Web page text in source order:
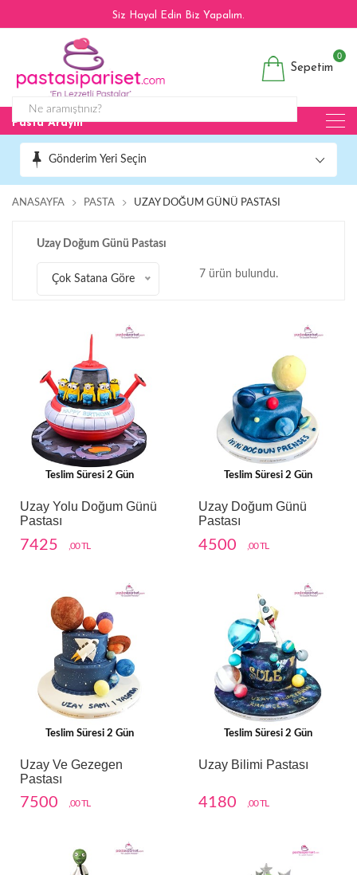
Siz Hayal Edin Biz Yapalım.
Sepetim
0
Pasta Arayın
Gönderim Yeri Seçin
ANASAYFA PASTA UZAY DOĞUM GÜNÜ PASTASI
Uzay Doğum Günü Pastası
Çok Satana Göre 7 ürün bulundu.
Teslim Süresi 2 Gün
Uzay Yolu Doğum Günü
Pastası
7425 ,00 TL
Teslim Süresi 2 Gün
Uzay Doğum Günü
Pastası
4500 ,00 TL
Teslim Süresi 2 Gün
Uzay Ve Gezegen
Pastası
7500 ,00 TL
Teslim Süresi 2 Gün
Uzay Bilimi Pastası
4180 ,00 TL